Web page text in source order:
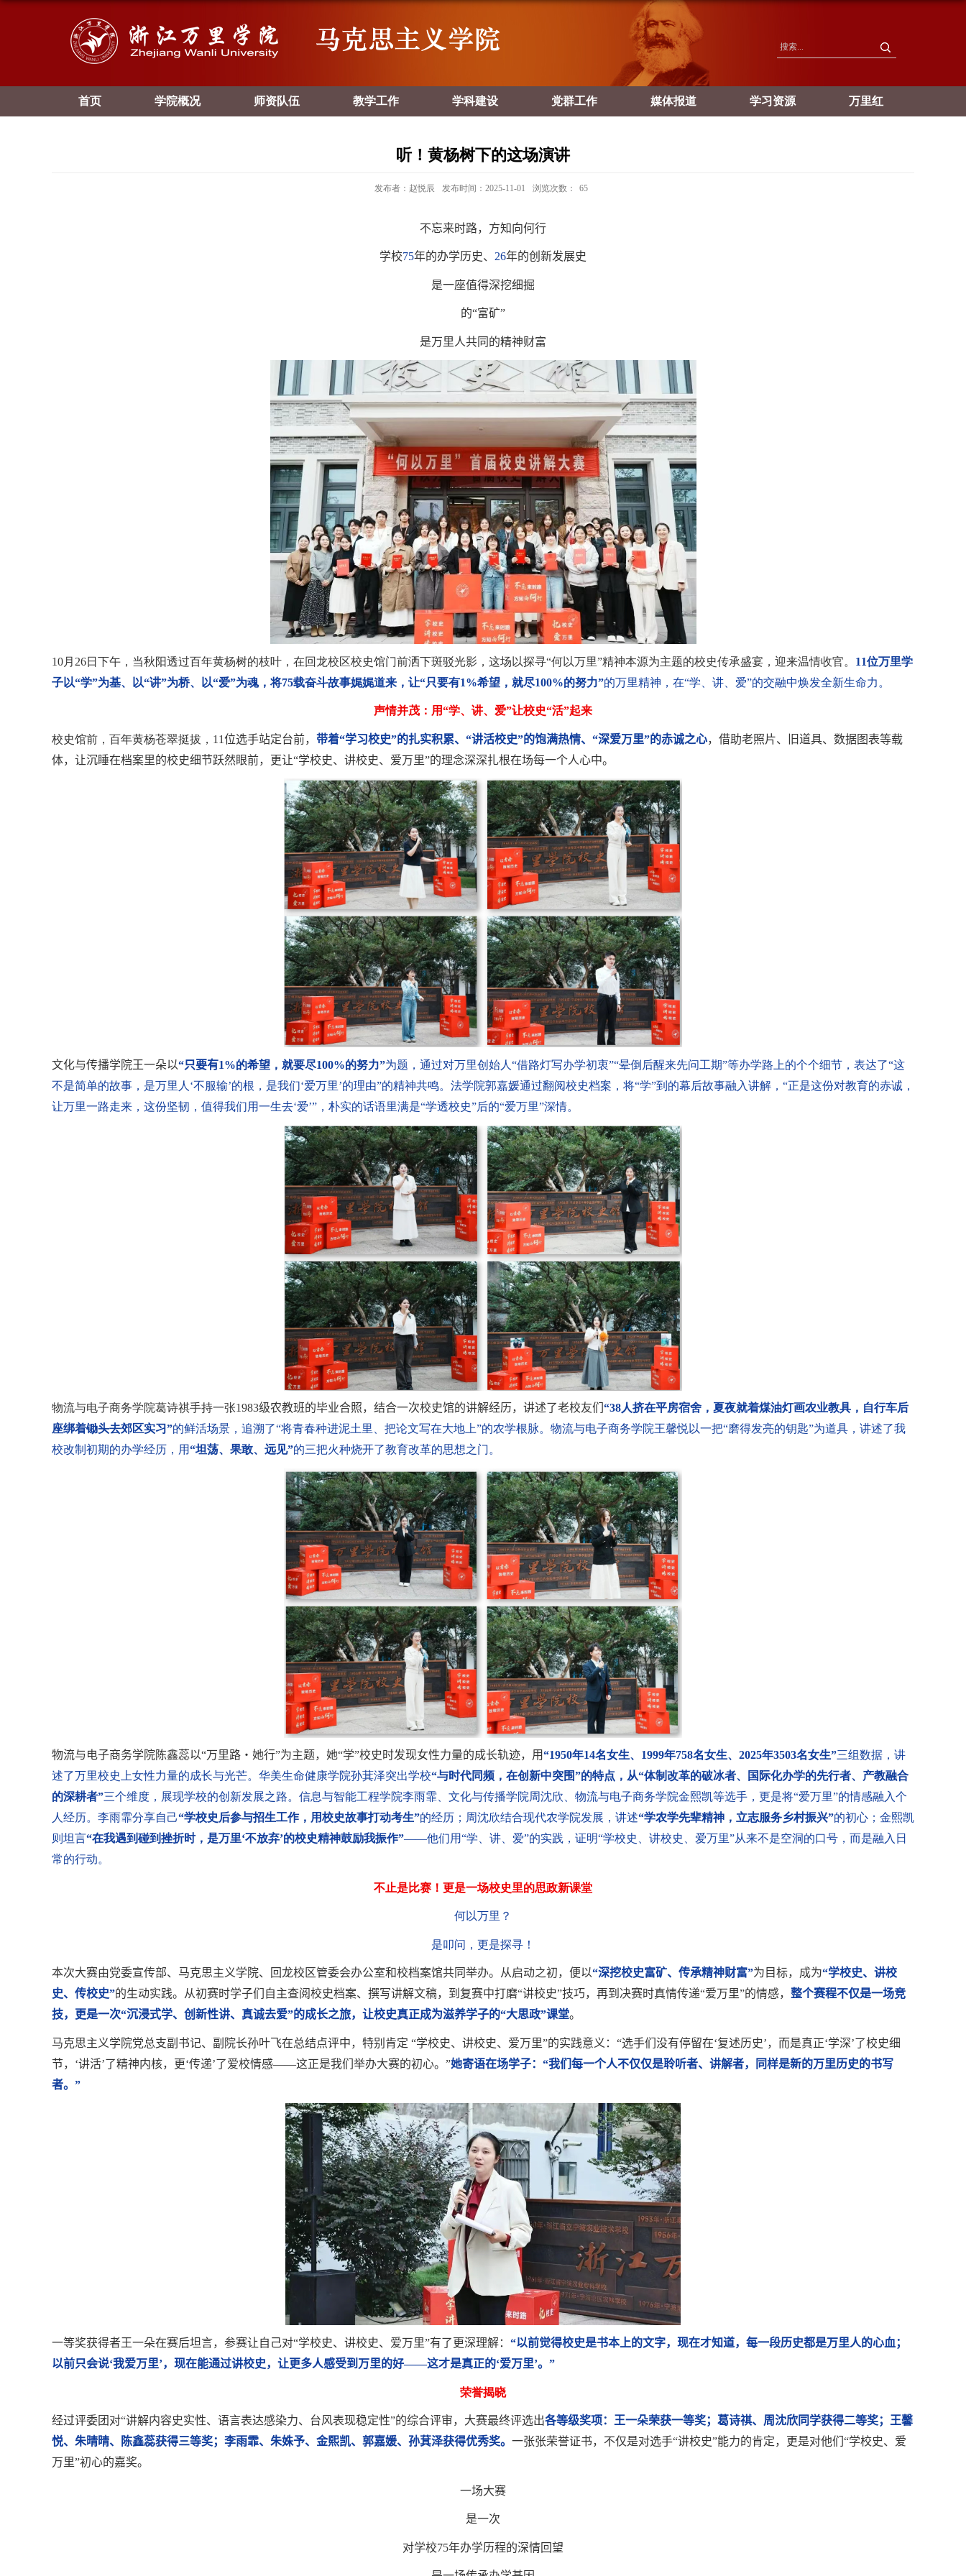
首页 学院概况 师资队伍 教学工作 学科建设 党群工作 媒体报道 学习资源 万里红
听！黄杨树下的这场演讲
发布者：赵悦辰 发布时间：2025-11-01 浏览次数： 65
不忘来时路，方知向何行
学校75年的办学历史、 26年的创新发展史
是一座值得深挖细掘
的“富矿”
是万里人共同的精神财富
10月 26日下午，当秋阳透过百年黄杨树的枝叶，在回龙校区校史馆门前洒下斑驳光影，这场以探寻“何以万里”精神本源为主题的校史传承盛宴，迎来温情收官。 11位万里学
子以“学”为基、以“讲”为桥、以“爱”为魂，将75载奋斗故事娓娓道来，让“只要有1%希望，就尽100%的努力”的万里精神，在“学、讲、爱”的交融中焕发全新生命力。
声情并茂：用“学、讲、爱”让校史“活”起来
校史馆前，百年黄杨苍翠挺拔， 11位选手站定台前， 带着“学习校史”的扎实积累、“讲活校史”的饱满热情、“深爱万里”的赤诚之心，借助老照片、旧道具、数据图表等载
体，让沉睡在档案里的校史细节跃然眼前，更让“学校史、讲校史、爱万里”的理念深深扎根在场每一个人心中。
文化与传播学院王一朵以“只要有1%的希望，就要尽100%的努力”为题，通过对万里创始人“借路灯写办学初衷”“晕倒后醒来先问工期”等办学路上的个个细节，表达了“这
不是简单的故事，是万里人‘不服输’的根，是我们‘爱万里’的理由”的精神共鸣。法学院郭嘉媛通过翻阅校史档案，将“学”到的幕后故事融入讲解，“正是这份对教育的赤诚，
让万里一路走来，这份坚韧，值得我们用一生去‘爱’”，朴实的话语里满是“学透校史”后的“爱万里”深情。
物流与电子商务学院葛诗祺手持一张1983级农教班的毕业合照，结合一次校史馆的讲解经历，讲述了老校友们 “38人挤在平房宿舍，夏夜就着煤油灯画农业教具，自行车后
座绑着锄头去郊区实习”的鲜活场景，追溯了“将青春种进泥土里、把论文写在大地上”的农学根脉。物流与电子商务学院王馨悦以一把“磨得发亮的钥匙”为道具，讲述了我
校改制初期的办学经历，用“坦荡、果敢、远见”的三把火种烧开了教育改革的思想之门。
物流与电子商务学院陈鑫蕊以“万里路 ・ 她行”为主题，她“学”校史时发现女性力量的成长轨迹，用“1950年14名女生、 1999年758名女生、 2025年3503名女生”三组数据，讲
述了万里校史上女性力量的成长与光芒。华美生命健康学院孙萁泽突出学校“与时代同频，在创新中突围”的特点，从“体制改革的破冰者、国际化办学的先行者、产教融合
的深耕者”三个维度，展现学校的创新发展之路。信息与智能工程学院李雨霏、文化与传播学院周沈欣、物流与电子商务学院金熙凯等选手，更是将“爱万里”的情感融入个
人经历。李雨霏分享自己“学校史后参与招生工作，用校史故事打动考生”的经历；周沈欣结合现代农学院发展，讲述“学农学先辈精神，立志服务乡村振兴”的初心；金熙凯
则坦言“在我遇到碰到挫折时，是万里‘不放弃’的校史精神鼓励我振作”——他们用“学、讲、爱”的实践，证明“学校史、讲校史、爱万里”从来不是空洞的口号，而是融入日
常的行动。
不止是比赛！更是一场校史里的思政新课堂
何以万里？
是叩问，更是探寻！
本次大赛由党委宣传部、马克思主义学院、回龙校区管委会办公室和校档案馆共同举办。从启动之初，便以“深挖校史富矿、传承精神财富”为目标，成为“学校史、讲校
史、传校史”的生动实践。从初赛时学子们自主查阅校史档案、撰写讲解文稿，到复赛中打磨“讲校史”技巧，再到决赛时真情传递“爱万里”的情感， 整个赛程不仅是一场竞
技，更是一次“沉浸式学、创新性讲、真诚去爱”的成长之旅，让校史真正成为滋养学子的“大思政”课堂。
马克思主义学院党总支副书记、副院长孙叶飞在总结点评中，特别肯定 “学校史、讲校史、爱万里”的实践意义：“选手们没有停留在‘复述历史’，而是真正‘学深’了校史细
节，‘讲活’了精神内核，更‘传递’了爱校情感——这正是我们举办大赛的初心。”她寄语在场学子：“我们每一个人不仅仅是聆听者、讲解者，同样是新的万里历史的书写
者。”
一等奖获得者王一朵在赛后坦言，参赛让自己对“学校史、讲校史、爱万里”有了更深理解： “以前觉得校史是书本上的文字，现在才知道，每一段历史都是万里人的心血；
以前只会说‘我爱万里’，现在能通过讲校史，让更多人感受到万里的好——这才是真正的‘爱万里’。”
荣誉揭晓
经过评委团对“讲解内容史实性、语言表达感染力、台风表现稳定性”的综合评审，大赛最终评选出各等级奖项：王一朵荣获一等奖；葛诗祺、周沈欣同学获得二等奖；王馨
悦、朱晴晴、陈鑫蕊获得三等奖；李雨霏、朱姝予、金熙凯、郭嘉媛、孙萁泽获得优秀奖。 一张张荣誉证书，不仅是对选手“讲校史”能力的肯定，更是对他们“学校史、爱
万里”初心的嘉奖。
一场大赛
是一次
对学校75年办学历程的深情回望